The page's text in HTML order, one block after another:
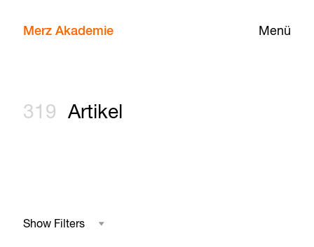
Menü
Merz Akademie
319 Artikel
Show Filters